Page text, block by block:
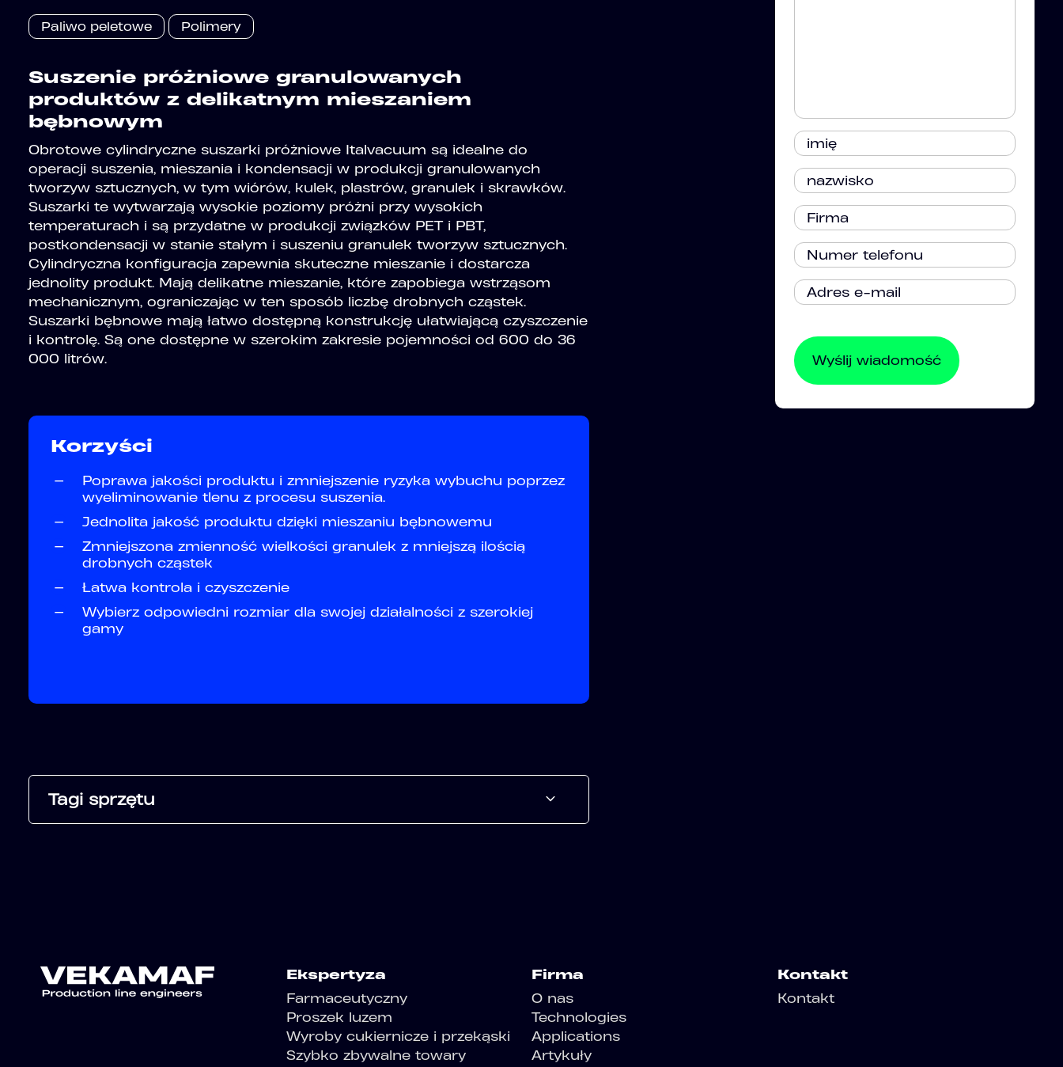
Paliwo peletowe Polimery
Suszenie próżniowe granulowanych
produktów z delikatnym mieszaniem
bębnowym
Obrotowe cylindryczne suszarki próżniowe Italvacuum są idealne do
operacji suszenia, mieszania i kondensacji w produkcji granulowanych
tworzyw sztucznych, w tym wiórów, kulek, plastrów, granulek i skrawków.
Suszarki te wytwarzają wysokie poziomy próżni przy wysokich
temperaturach i są przydatne w produkcji związków PET i PBT,
postkondensacji w stanie stałym i suszeniu granulek tworzyw sztucznych.
Cylindryczna konfiguracja zapewnia skuteczne mieszanie i dostarcza
jednolity produkt. Mają delikatne mieszanie, które zapobiega wstrząsom
mechanicznym, ograniczając w ten sposób liczbę drobnych cząstek.
Suszarki bębnowe mają łatwo dostępną konstrukcję ułatwiającą czyszczenie
i kontrolę. Są one dostępne w szerokim zakresie pojemności od 600 do 36
000 litrów.
Korzyści
—
Poprawa jakości produktu i zmniejszenie ryzyka wybuchu poprzez
wyeliminowanie tlenu z procesu suszenia.
—
Jednolita jakość produktu dzięki mieszaniu bębnowemu
—
Zmniejszona zmienność wielkości granulek z mniejszą ilością
drobnych cząstek
—
Łatwa kontrola i czyszczenie
—
Wybierz odpowiedni rozmiar dla swojej działalności z szerokiej
gamy
Tagi sprzętu
Ekspertyza
Farmaceutyczny
Proszek luzem
Wyroby cukiernicze i przekąski
Szybko zbywalne towary
Firma
O nas
Technologies
Applications
Artykuły
Kontakt
Kontakt